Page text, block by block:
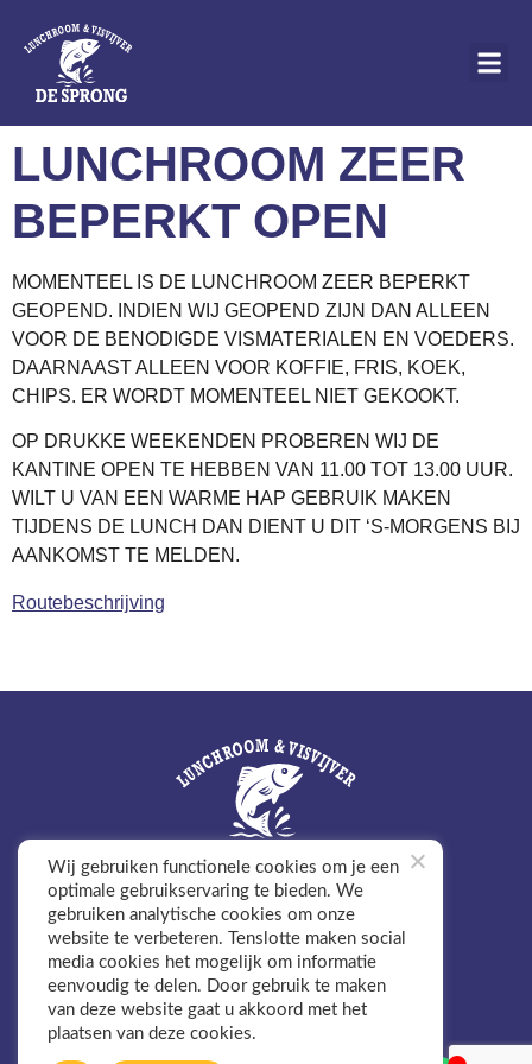
inhoud
LUNCHROOM ZEER
BEPERKT OPEN
MOMENTEEL IS DE LUNCHROOM ZEER BEPERKT
GEOPEND. INDIEN WIJ GEOPEND ZIJN DAN ALLEEN
VOOR DE BENODIGDE VISMATERIALEN EN VOEDERS.
DAARNAAST ALLEEN VOOR KOFFIE, FRIS, KOEK,
CHIPS. ER WORDT MOMENTEEL NIET GEKOOKT.
OP DRUKKE WEEKENDEN PROBEREN WIJ DE
KANTINE OPEN TE HEBBEN VAN 11.00 TOT 13.00 UUR.
WILT U VAN EEN WARME HAP GEBRUIK MAKEN
TIJDENS DE LUNCH DAN DIENT U DIT ‘S-MORGENS BIJ
AANKOMST TE MELDEN.
Routebeschrijving
Algemene voorwaarden
Privacyverklaring
Website door BEWISE Solutions
Sprongseweg 6B
5447 PK, Rijkevoort
+31 6 20 33 49 91
vvdesprong@gmail.com
Wij gebruiken functionele cookies om je een
optimale gebruikservaring te bieden. We
gebruiken analytische cookies om onze
website te verbeteren. Tenslotte maken social
media cookies het mogelijk om informatie
eenvoudig te delen. Door gebruik te maken
van deze website gaat u akkoord met het
plaatsen van deze cookies.